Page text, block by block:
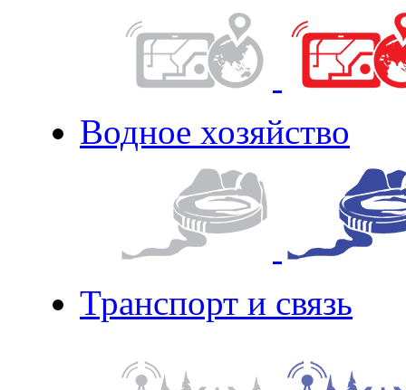
Водное хозяйство
Транспорт и связь